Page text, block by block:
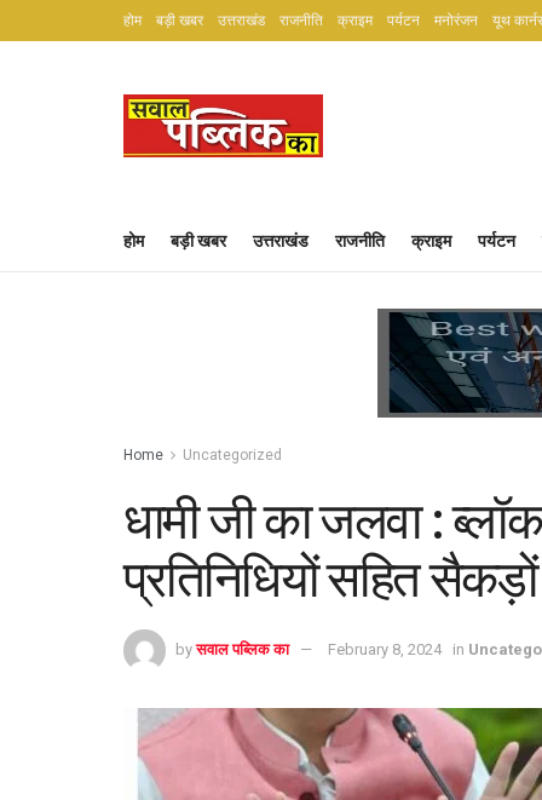
होम बड़ी खबर उत्तराखंड राजनीति क्राइम पर्यटन मनोरंजन यूथ कार्नर
होम बड़ी खबर उत्तराखंड राजनीति क्राइम पर्यटन
Home Uncategorized
धामी जी का जलवा :
प्रतिनिधियों सहित
by सवाल पब्लिक का February 8, 2024 in